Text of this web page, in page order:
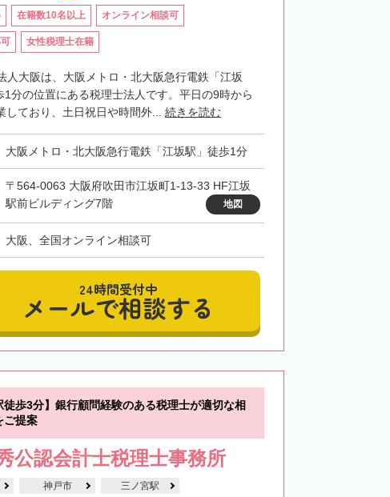
在籍数10名以上 オンライン相談可
女性税理士在籍
人大阪は、大阪メトロ・北大阪急行電鉄「江坂
1分の位置にある税理士法人です。平日の9時から
しており、土日祝日や時間外... 続きを読む
大阪メトロ・北大阪急行電鉄「江坂駅」徒歩1分
〒564-0063 大阪府吹田市江坂町1-13-33 HF江坂
駅前ビルディング7階
地図
大阪、全国オンライン相談可
24時間受付中
メールで相談する
徒歩3分】銀行顧問経験のある税理士が適切な相
ご提案
公認会計士税理士事務所
神戸市 三ノ宮駅